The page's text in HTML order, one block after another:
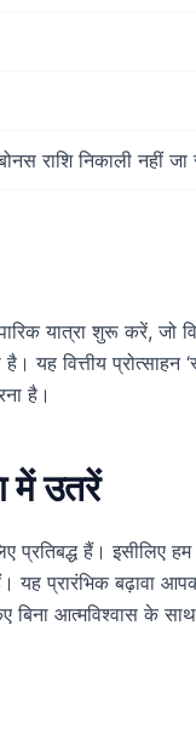
राशि निकाली नहीं
यात्रा शुरू करें, जो
वित्तीय प्रोत्साहन
है।
में उतरें
हैं। इसीलिए हम
प्रारंभिक बढ़ावा
बिना आत्मविश्वास के